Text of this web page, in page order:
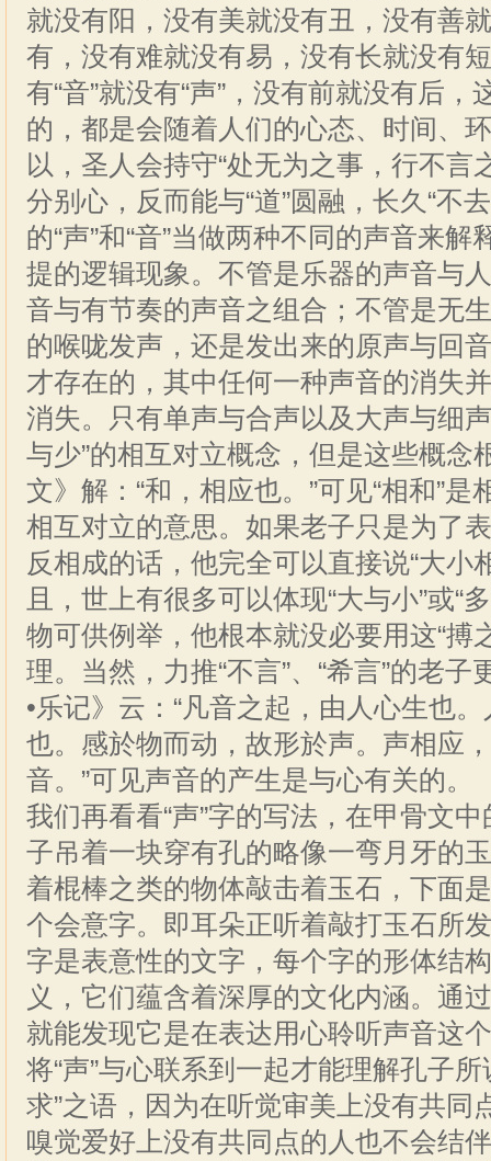
就没有阳，没有美就没有丑，没有善
有，没有难就没有易，没有长就没有
有“音”就没有“声”，没有前就没有后
的，都是会随着人们的心态、时间、
以，圣人会持守“处无为之事，行不言
分别心，反而能与“道”圆融，长久“不
的“声”和“音”当做两种不同的声音来
提的逻辑现象。不管是乐器的声音与
音与有节奏的声音之组合；不管是无
的喉咙发声，还是发出来的原声与回
才存在的，其中任何一种声音的消失
消失。只有单声与合声以及大声与细
与少”的相互对立概念，但是这些概念
文》解：“和，相应也。”可见“相和”
相互对立的意思。如果老子只是为了表
反相成的话，他完全可以直接说“大小
且，世上有很多可以体现“大与小”或“
物可供例举，他根本就没必要用这“搏
理。当然，力推“不言”、“希言”的老
•乐记》云：“凡音之起，由人心生也
也。感於物而动，故形於声。声相应
音。”可见声音的产生是与心有关的。
我们再看看“声”字的写法，在甲骨文
子吊着一块穿有孔的略像一弯月牙的
着棍棒之类的物体敲击着玉石，下面
个会意字。即耳朵正听着敲打玉石所
字是表意性的文字，每个字的形体结
义，它们蕴含着深厚的文化内涵。通
就能发现它是在表达用心聆听声音这
将“声”与心联系到一起才能理解孔子
求”之语，因为在听觉审美上没有共同
嗅觉爱好上没有共同点的人也不会结